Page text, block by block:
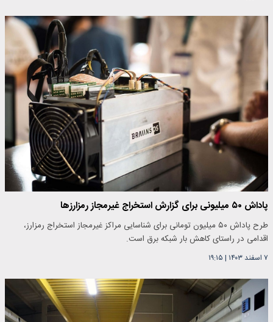
پاداش ۵۰ میلیونی برای گزارش استخراج غیرمجاز رمزارز‌ها
طرح پاداش ۵۰ میلیون تومانی برای شناسایی مراکز غیرمجاز استخراج رمزارز،
اقدامی در راستای کاهش بار شبکه برق است.
۷ اسفند ۱۴۰۳ | ۱۹:۱۵